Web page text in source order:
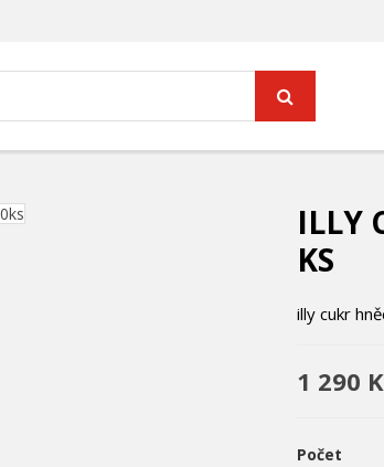
ILLY
KS
illy cukr
1 290
Počet